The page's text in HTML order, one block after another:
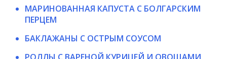
МАРИНОВАННАЯ КАПУСТА С БОЛГАРСКИМ
ПЕРЦЕМ
БАКЛАЖАНЫ С ОСТРЫМ СОУСОМ